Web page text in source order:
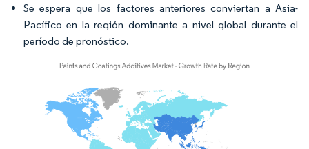
Se espera que los factores anteriores conviertan a Asia-
Pacífico en la región dominante a nivel global durante el
período de pronóstico.